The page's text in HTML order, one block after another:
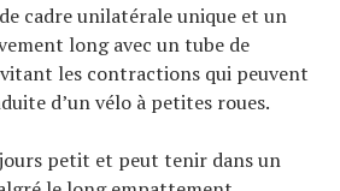
cadre unilatérale unique et un
long avec un tube de
les contractions qui peuvent
d’un vélo à petites roues.
petit et peut tenir dans un